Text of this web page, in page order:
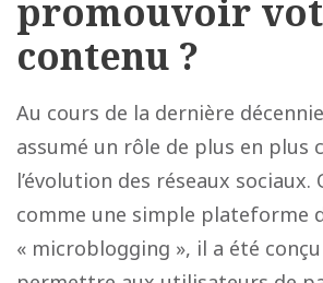
promouvoir
contenu ?
Au cours de la dernière
assumé un rôle de plus en plus
l’évolution des réseaux sociaux.
comme une simple plateforme
« microblogging », il a été